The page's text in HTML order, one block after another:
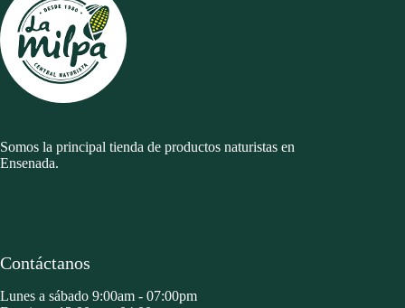
Somos la principal tienda de productos naturistas en
Ensenada.
Contáctanos
Lunes a sábado 9:00am - 07:00pm